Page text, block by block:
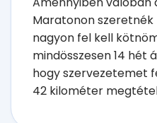
Maratonon szeretnék
nagyon fel kell
mindösszesen 14 hét
hogy szervezetemet
42 kilométer